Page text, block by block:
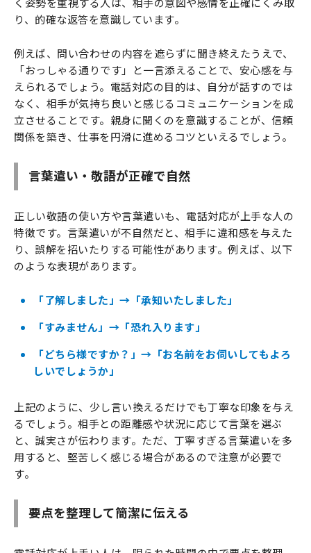
り、的確な返答を意識しています。
例えば、問い合わせの内容を遮らずに聞き終えたうえで、
「おっしゃる通りです」と一言添えることで、安心感を与
えられるでしょう。電話対応の目的は、自分が話すのでは
なく、相手が気持ち良いと感じるコミュニケーションを成
立させることです。親身に聞くのを意識することが、信頼
関係を築き、仕事を円滑に進めるコツといえるでしょう。
言葉遣い・敬語が正確で自然
正しい敬語の使い方や言葉遣いも、電話対応が上手な人の
特徴です。言葉遣いが不自然だと、相手に違和感を与えた
り、誤解を招いたりする可能性があります。例えば、以下
のような表現があります。
「了解しました」→「承知いたしました」
「すみません」→「恐れ入ります」
「どちら様ですか？」→「お名前をお伺いしてもよろ
しいでしょうか」
上記のように、少し言い換えるだけでも丁寧な印象を与え
るでしょう。相手との距離感や状況に応じて言葉を選ぶ
と、誠実さが伝わります。ただ、丁寧すぎる言葉遣いを多
用すると、堅苦しく感じる場合があるので注意が必要で
す。
要点を整理して簡潔に伝える